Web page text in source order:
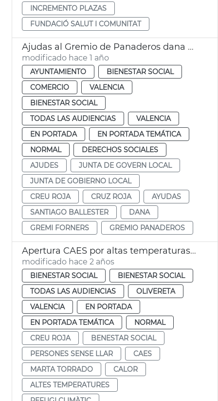
INCREMENTO PLAZAS
FUNDACIÓ SALUT I COMUNITAT
Ajudas al Gremio de Panaderos dana València
modificado hace 1 año
AYUNTAMIENTO
BIENESTAR SOCIAL
COMERCIO
VALENCIA
BIENESTAR SOCIAL
TODAS LAS AUDIENCIAS
VALENCIA
EN PORTADA
EN PORTADA TEMÁTICA
NORMAL
DERECHOS SOCIALES
AJUDES
JUNTA DE GOVERN LOCAL
JUNTA DE GOBIERNO LOCAL
CREU ROJA
CRUZ ROJA
AYUDAS
SANTIAGO BALLESTER
DANA
GREMI FORNERS
GREMIO PANADEROS
Apertura CAES por altas temperaturas agosto
modificado hace 2 años
BIENESTAR SOCIAL
BIENESTAR SOCIAL
TODAS LAS AUDIENCIAS
OLIVERETA
VALENCIA
EN PORTADA
EN PORTADA TEMÁTICA
NORMAL
CREU ROJA
BENESTAR SOCIAL
PERSONES SENSE LLAR
CAES
MARTA TORRADO
CALOR
ALTES TEMPERATURES